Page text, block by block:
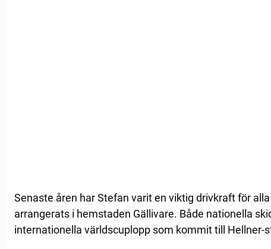
Senaste åren har Stefan varit en viktig drivkraft för
arrangerats i hemstaden Gällivare. Både nationella
internationella världscuplopp som kommit till Hellner-